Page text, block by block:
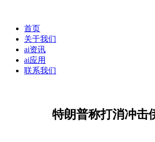
首页
关于我们
ai资讯
ai应用
联系我们
特朗普称打消冲击